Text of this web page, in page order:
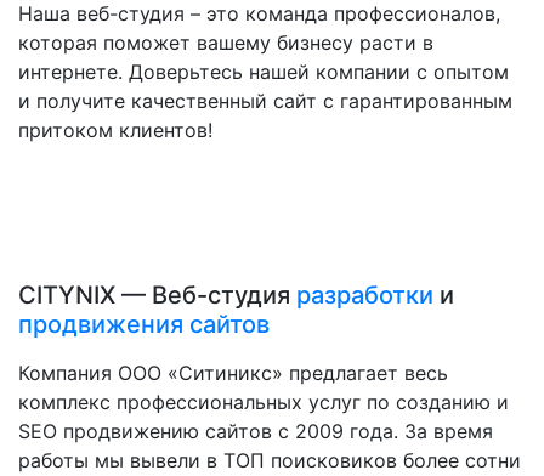
Наша веб-студия – это команда профессионалов,
которая поможет вашему бизнесу расти в
интернете. Доверьтесь нашей компании с опытом
и получите качественный сайт с гарантированным
притоком клиентов!
CITYNIX — Веб-студия разработки и
продвижения сайтов
Компания ООО «Ситиникс» предлагает весь
комплекс профессиональных услуг по созданию и
SEO продвижению сайтов с 2009 года. За время
работы мы вывели в ТОП поисковиков более сотни